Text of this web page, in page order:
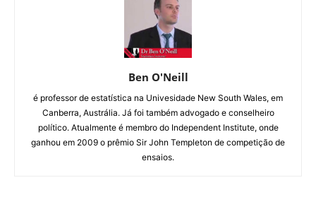
Ben O'Neill
é professor de estatística na Univesidade New South Wales, em
Canberra, Austrália. Já foi também advogado e conselheiro
político. Atualmente é membro do Independent Institute, onde
ganhou em 2009 o prêmio Sir John Templeton de competição de
ensaios.